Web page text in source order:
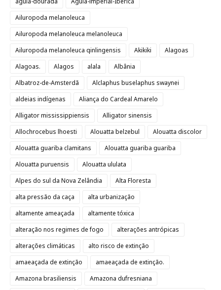
Ailuropoda melanoleuca
Ailuropoda melanoleuca melanoleuca
Ailuropoda melanoleuca qinlingensis
Akikiki
Alagoas
Alagoas.
Alagos alala
Albânia
Albatroz-de-Amsterdã
Alclaphus buselaphus swaynei
aldeias indígenas
Aliança do Cardeal Amarelo
Alligator mississippiensis
Alligator sinensis
Allochrocebus lhoesti
Alouatta belzebul
Alouatta discolor
Alouatta guariba clamitans
Alouatta guariba guariba
Alouatta puruensis
Alouatta ululata
Alpes do sul da Nova Zelândia
Alta Floresta
alta pressão da caça
alta urbanização
altamente ameaçada
altamente tóxica
alteração nos regimes de fogo
alterações antrópicas
alterações climáticas
alto risco de extinção
amaeaçada de extinção
amaeaçada de extinção.
Amazona brasiliensis
Amazona dufresniana